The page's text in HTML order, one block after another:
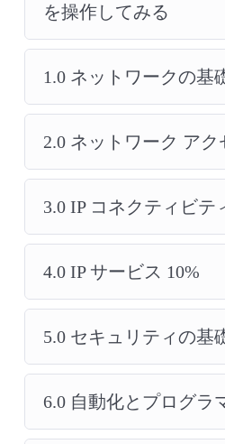
を操作してみる
1.0 ネットワークの基
2.0 ネットワーク アク
3.0 IP コネクティビテ
4.0 IP サービス 10%
5.0 セキュリティの基
6.0 自動化とプログラ